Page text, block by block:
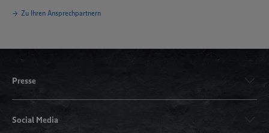
Zu Ihren Ansprechpartnern
Presse
Social Media